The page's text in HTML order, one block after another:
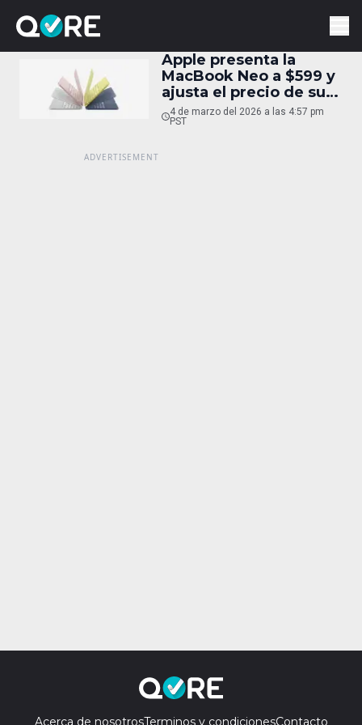
Apple presenta la
MacBook Neo a $599 y
ajusta el precio de sus
laptops Pro
4 de marzo del 2026 a las 4:57 pm
PST
Acerca de nosotrosTerminos y condicionesContacto